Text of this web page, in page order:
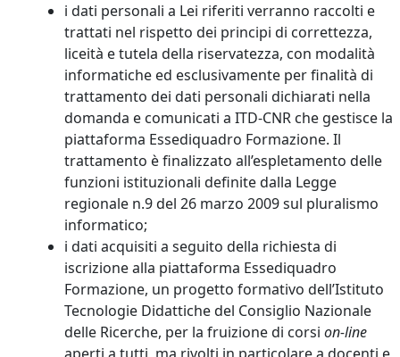
i dati personali a Lei riferiti verranno raccolti e
trattati nel rispetto dei principi di correttezza,
liceità e tutela della riservatezza, con modalità
informatiche ed esclusivamente per finalità di
trattamento dei dati personali dichiarati nella
domanda e comunicati a ITD-CNR che gestisce la
piattaforma Essediquadro Formazione. Il
trattamento è finalizzato all’espletamento delle
funzioni istituzionali definite dalla Legge
regionale n.9 del 26 marzo 2009 sul pluralismo
informatico;
i dati acquisiti a seguito della richiesta di
iscrizione alla piattaforma Essediquadro
Formazione, un progetto formativo dell’Istituto
Tecnologie Didattiche del Consiglio Nazionale
delle Ricerche, per la fruizione di corsi on-line